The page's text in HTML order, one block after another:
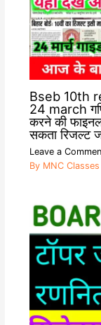
Bseb 10th
24 march
करने की
सकता रिजल्ट
Leave a
By MNC Classes